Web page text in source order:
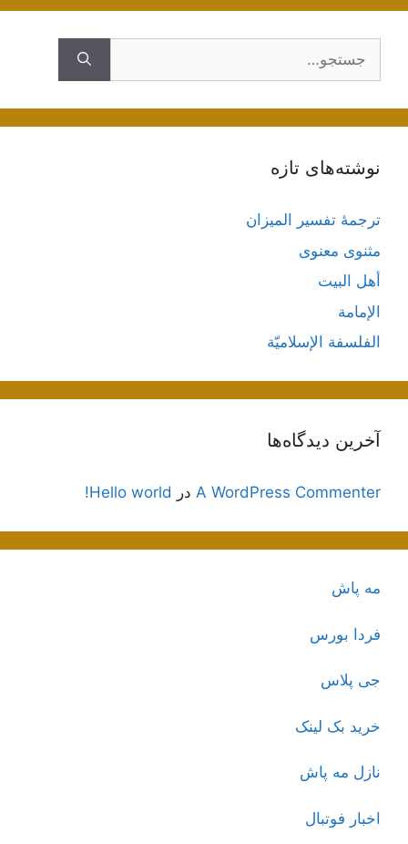
نوشته‌های تازه
ترجمۀ تفسیر المیزان
مثنوی معنوی
أهل البيت
الإمامة
الفلسفة الإسلاميّة
آخرین دیدگاه‌ها
A WordPress Commenter در Hello world!
مه پاش
فردا بورس
جی پلاس
خرید بک لینک
نازل مه پاش
اخبار فوتبال